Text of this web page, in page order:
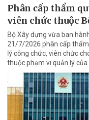
Phân cấp thẩm
viên chức thuộc
Bộ Xây dựng vừa ban
21/7/2026 phân cấp
lý công chức, viên chức
thuộc phạm vi quản lý của